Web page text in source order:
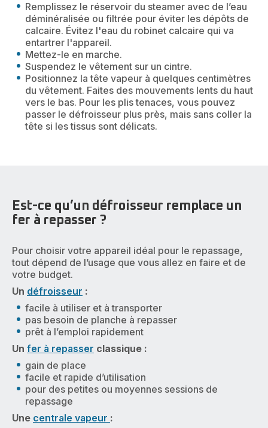
Remplissez le réservoir du steamer avec de l’eau
déminéralisée ou filtrée pour éviter les dépôts de
calcaire. Évitez l'eau du robinet calcaire qui va
entartrer l'appareil.
Mettez-le en marche.
Suspendez le vêtement sur un cintre.
Positionnez la tête vapeur à quelques centimètres
du vêtement. Faites des mouvements lents du haut
vers le bas. Pour les plis tenaces, vous pouvez
passer le défroisseur plus près, mais sans coller la
tête si les tissus sont délicats.
Est-ce qu’un défroisseur remplace un
fer à repasser ?
Pour choisir votre appareil idéal pour le repassage,
tout dépend de l’usage que vous allez en faire et de
votre budget.
Un défroisseur :
facile à utiliser et à transporter
pas besoin de planche à repasser
prêt à l’emploi rapidement
Un fer à repasser classique :
gain de place
facile et rapide d’utilisation
pour des petites ou moyennes sessions de
repassage
Une centrale vapeur :